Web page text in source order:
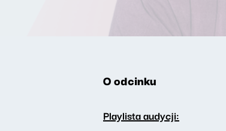
O odcinku
Playlista audycji: